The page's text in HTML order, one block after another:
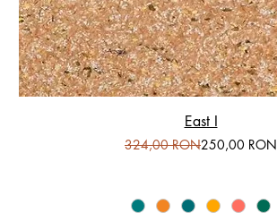
East I
Preț normal
324,00 RONPreț redus
250,00 RON